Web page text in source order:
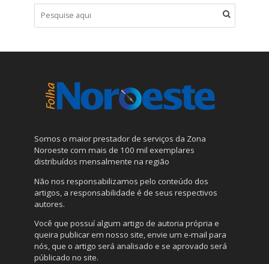
Somos o maior prestador de serviços da Zona
Noroeste com mais de 100 mil exemplares
distribuídos mensalmente na região
Não nos responsabilizamos pelo conteúdo dos
artigos, a responsabilidade é de seus respectivos
autores.
Você que possuí algum artigo de autoria própria e
queira publicar em nosso site, envie um e-mail para
nós, que o artigo será analisado e se aprovado será
públicado no site.